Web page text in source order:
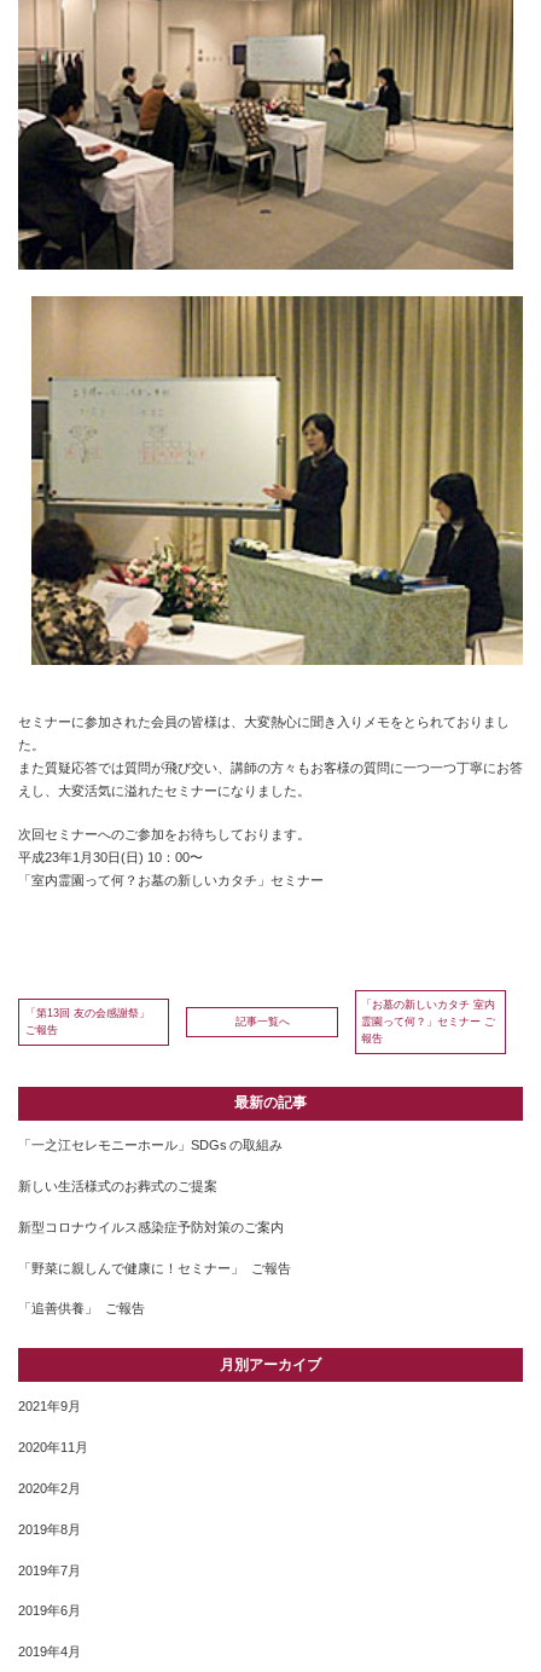
セミナーに参加された会員の皆様は、大変熱心に聞き入りメモをとられておりまし
た。
また質疑応答では質問が飛び交い、講師の方々もお客様の質問に一つ一つ丁寧にお答
えし、大変活気に溢れたセミナーになりました。
次回セミナーへのご参加をお待ちしております。
平成23年1月30日(日) 10：00〜
「室内霊園って何？お墓の新しいカタチ」セミナー
「第13回 友の会感謝祭」
ご報告
記事一覧へ
「お墓の新しいカタチ 室内
霊園って何？」セミナー ご
報告
最新の記事
「一之江セレモニーホール」SDGs の取組み
新しい生活様式のお葬式のご提案
新型コロナウイルス感染症予防対策のご案内
「野菜に親しんで健康に！セミナー」 ご報告
「追善供養」 ご報告
月別アーカイブ
2021年9月
2020年11月
2020年2月
2019年8月
2019年7月
2019年6月
2019年4月